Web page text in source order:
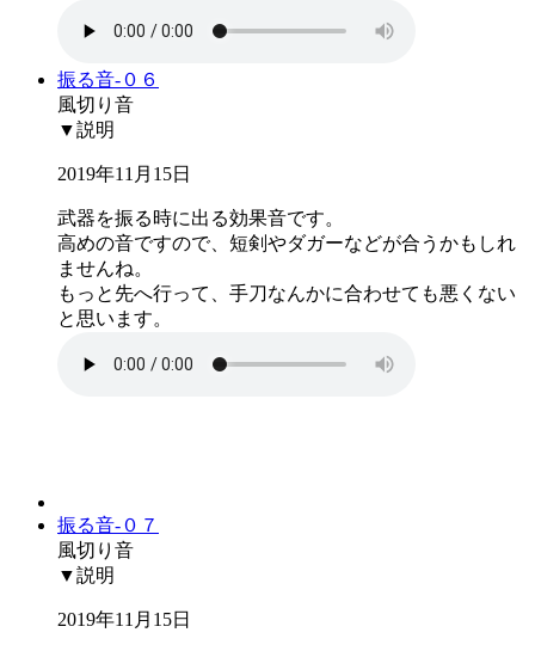
振る音-０６
風切り音
▼説明
2019年11月15日
武器を振る時に出る効果音です。
高めの音ですので、短剣やダガーなどが合うかもしれ
ませんね。
もっと先へ行って、手刀なんかに合わせても悪くない
と思います。
振る音-０７
風切り音
▼説明
2019年11月15日